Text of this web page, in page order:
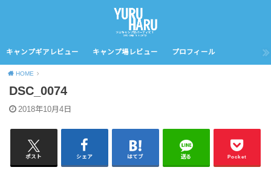
キャンプギアレビュー キャンプ場レビュー プロフィール
HOME
DSC_0074
2018年10月4日
ポスト シェア はてブ 送る Pocket